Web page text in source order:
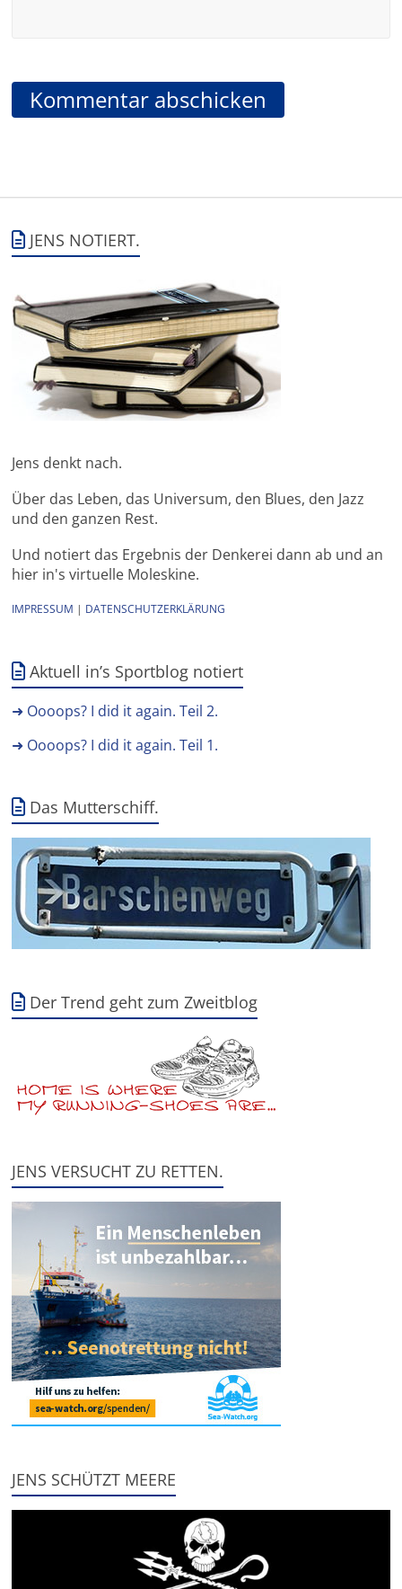
JENS NOTIERT.
Jens denkt nach.
Über das Leben, das Universum, den Blues, den Jazz
und den ganzen Rest.
Und notiert das Ergebnis der Denkerei dann ab und an
hier in's virtuelle Moleskine.
IMPRESSUM | DATENSCHUTZERKLÄRUNG
Aktuell in’s Sportblog notiert
➜ Oooops? I did it again. Teil 2.
➜ Oooops? I did it again. Teil 1.
Das Mutterschiff.
Der Trend geht zum Zweitblog
JENS VERSUCHT ZU RETTEN.
JENS SCHÜTZT MEERE